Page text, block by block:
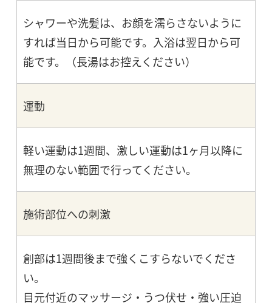
シャワーや洗髪は、お顔を濡らさないように
すれば当日から可能です。入浴は翌日から可
能です。（長湯はお控えください）
運動
軽い運動は1週間、激しい運動は1ヶ月以降に
無理のない範囲で行ってください。
施術部位への刺激
創部は1週間後まで強くこすらないでくださ
い。
目元付近のマッサージ・うつ伏せ・強い圧迫